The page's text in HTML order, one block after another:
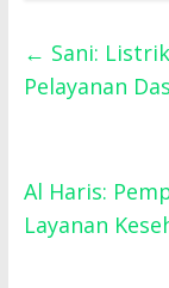
← Sani:
Pelayanan
Al Haris:
Layanan